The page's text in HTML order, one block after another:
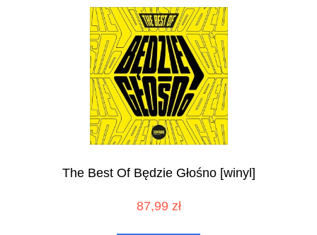
The Best Of Będzie Głośno [winyl]
87,99 zł